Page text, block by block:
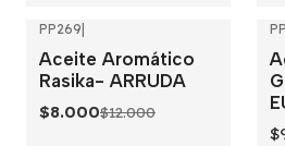
PP269
Aceite Aromático
Rasika- ARRUDA
$8.000$12.000